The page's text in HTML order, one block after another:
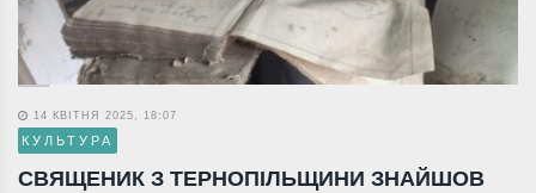
14 КВІТНЯ 2025, 18:07
КУЛЬТУРА
СВЯЩЕНИК З ТЕРНОПІЛЬЩИНИ ЗНАЙШОВ